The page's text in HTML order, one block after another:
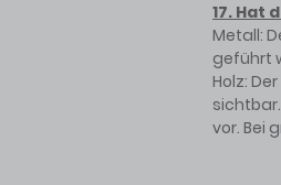
17. Hat
Metall:
geführt
Holz:
vor. Bei